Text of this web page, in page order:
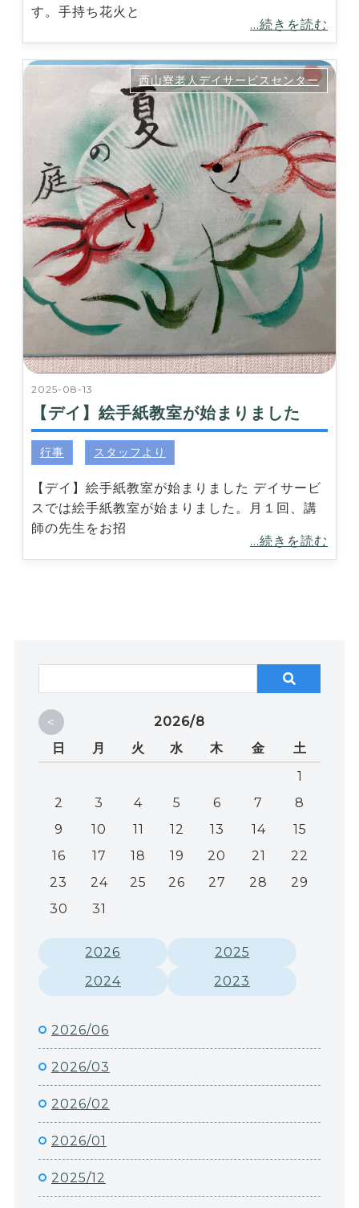
す。手持ち花火と
...続きを読む
2025-08-13
【デイ】絵手紙教室が始まりました
西山寮老人デイサービスセンター
行事 スタッフより
【デイ】絵手紙教室が始まりました デイサービ
スでは絵手紙教室が始まりました。月１回、講
師の先生をお招
...続きを読む
<
2026/8
日
月 火 水 木 金
土
1
2
3 4 5 6 7
8
9
10 11 12 13 14
15
16
17 18 19 20 21
22
23
24 25 26 27 28
29
30
31
2026
2025
2024
2023
2026/06
2026/03
2026/02
2026/01
2025/12